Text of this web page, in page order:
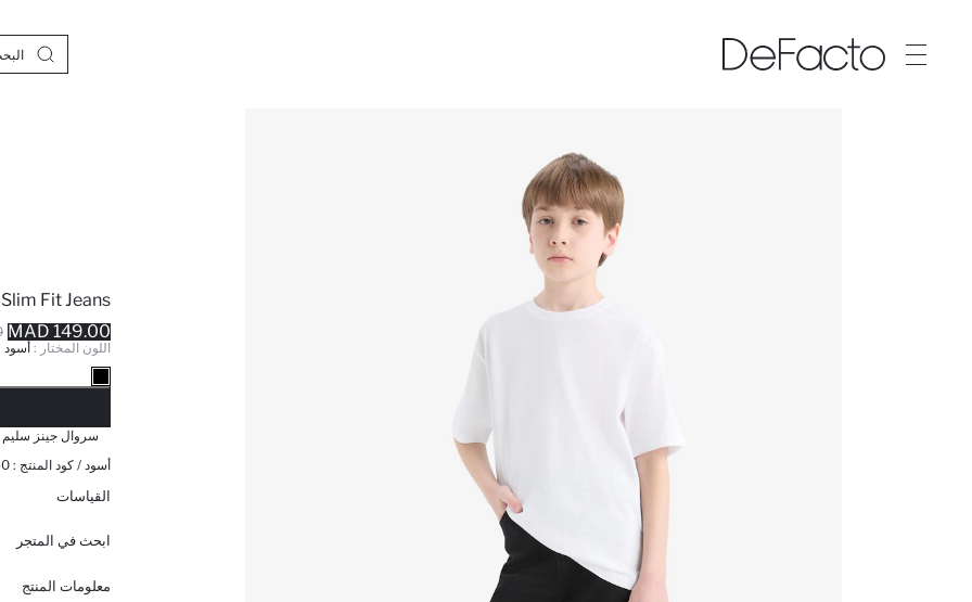
Slim Fit Jeans
149.00 MAD
اللون المختار : أسود
سروال جينز
أسود / كود المنتج :
القياسات
ابحث في المتجر
معلومات المنتج